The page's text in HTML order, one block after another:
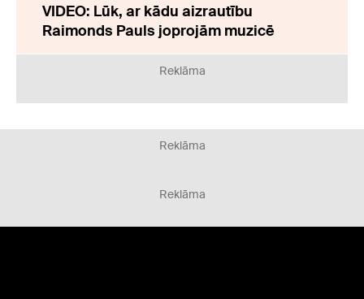
VIDEO: Lūk, ar kādu aizrautību
Raimonds Pauls joprojām muzicē
Reklāma
Reklāma
Reklāma